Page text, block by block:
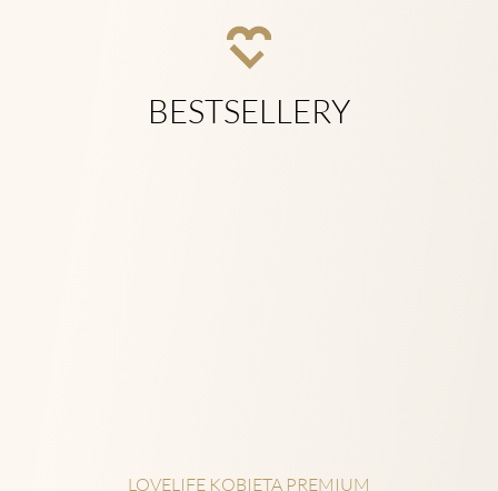
BESTSELLERY
OLIWA Z OLIWEK PURE ORIGIN 500 ML